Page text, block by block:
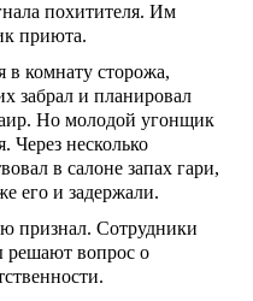
похитителя. Им
приюта.
в комнату сторожа,
забрал и планировал
Но молодой угонщик
Через несколько
в салоне запах гари,
его и задержали.
признал. Сотрудники
решают вопрос о